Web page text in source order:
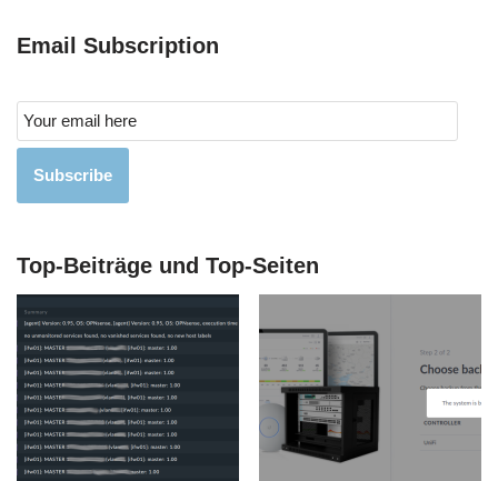
Email Subscription
Subscribe
Top-Beiträge und Top-Seiten